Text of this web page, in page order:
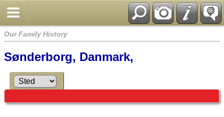
Our Family History
Sønderborg, Danmark,